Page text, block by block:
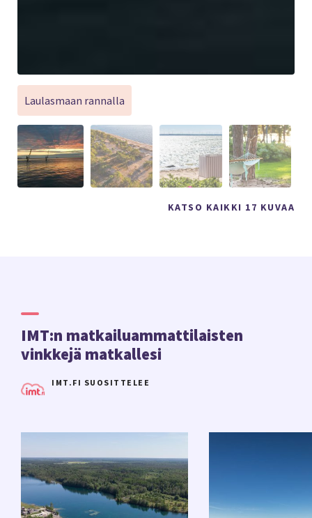
KATSO KAIKKI 17 KUVAA
Laulasmaan rannalla
IMT:n matkailuammattilaisten
vinkkejä matkallesi
IMT.FI SUOSITTELEE